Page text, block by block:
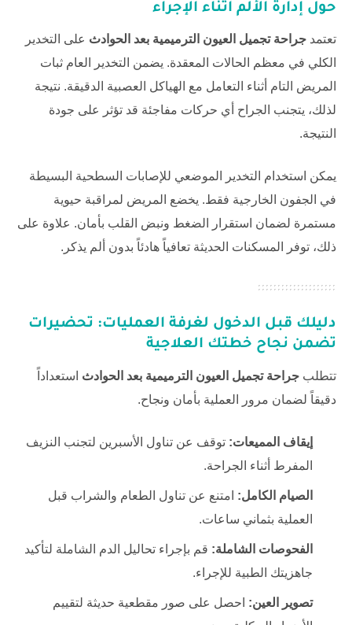
حول إدارة الألم أثناء الإجراء
تعتمد جراحة تجميل العيون الترميمية بعد الحوادث على التخدير
الكلي في معظم الحالات المعقدة. يضمن التخدير العام ثبات
المريض التام أثناء التعامل مع الهياكل العصبية الدقيقة. نتيجة
لذلك، يتجنب الجراح أي حركات مفاجئة قد تؤثر على جودة
النتيجة.
يمكن استخدام التخدير الموضعي للإصابات السطحية البسيطة
في الجفون الخارجية فقط. يخضع المريض لمراقبة حيوية
مستمرة لضمان استقرار الضغط ونبض القلب بأمان. علاوة على
ذلك، توفر المسكنات الحديثة تعافياً هادئاً بدون ألم يذكر.
دليلك قبل الدخول لغرفة العمليات: تحضيرات
تضمن نجاح خطتك العلاجية
تتطلب جراحة تجميل العيون الترميمية بعد الحوادث استعداداً
دقيقاً لضمان مرور العملية بأمان ونجاح.
إيقاف المميعات: توقف عن تناول الأسبرين لتجنب النزيف
المفرط أثناء الجراحة.
الصيام الكامل: امتنع عن تناول الطعام والشراب قبل
العملية بثماني ساعات.
الفحوصات الشاملة: قم بإجراء تحاليل الدم الشاملة لتأكيد
جاهزيتك الطبية للإجراء.
تصوير العين: احصل على صور مقطعية حديثة لتقييم